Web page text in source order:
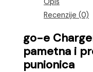
Recenzije (0)
go-e
pametna i
punionica